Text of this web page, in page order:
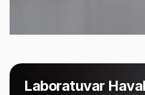
Laboratuvar